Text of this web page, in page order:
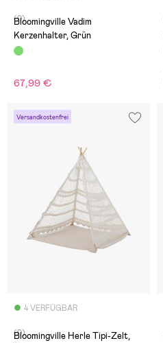
(0)
Bloomingville Vadim
Kerzenhalter, Grün
67,99 €
Versandkostenfrei
4 VERFÜGBAR
(0)
Bloomingville Herle Tipi-Zelt,